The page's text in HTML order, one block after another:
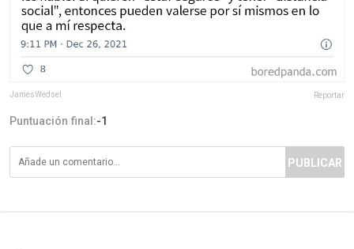
JamesWedsel Reportar
Puntuación final:-1
PUBLICAR